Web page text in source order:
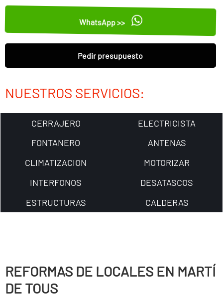
WhatsApp >>
Pedir presupuesto
NUESTROS SERVICIOS:
CERRAJERO
ELECTRICISTA
FONTANERO
ANTENAS
CLIMATIZACION
MOTORIZAR
INTERFONOS
DESATASCOS
ESTRUCTURAS
CALDERAS
REFORMAS DE LOCALES EN MARTÍ
DE TOUS